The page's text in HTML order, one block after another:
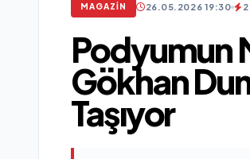
MAGAZIN 26.05.2026 19:30
Podyumun
Gökhan
Taşıyor